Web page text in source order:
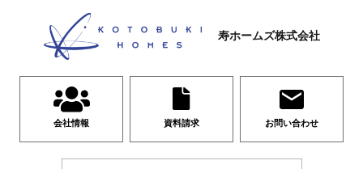
寿ホームズ株式会社
会社情報 資料請求 お問い合わせ